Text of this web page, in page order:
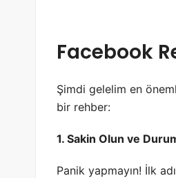
Facebook
Şimdi gelelim en önemli
bir rehber:
1. Sakin Olun ve
Panik yapmayın! İlk